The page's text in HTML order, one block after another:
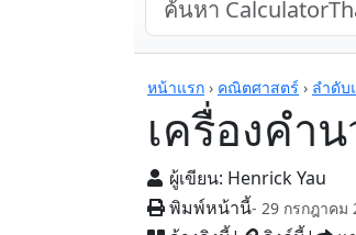
หน้าแรก › คณิตศาสตร์ › ลำดับ
เครื่องคำ
ผู้เขียน: Henrick Yau
พิมพ์หน้านี้- 29 กรกฎาคม
เครื่องคิดเลข